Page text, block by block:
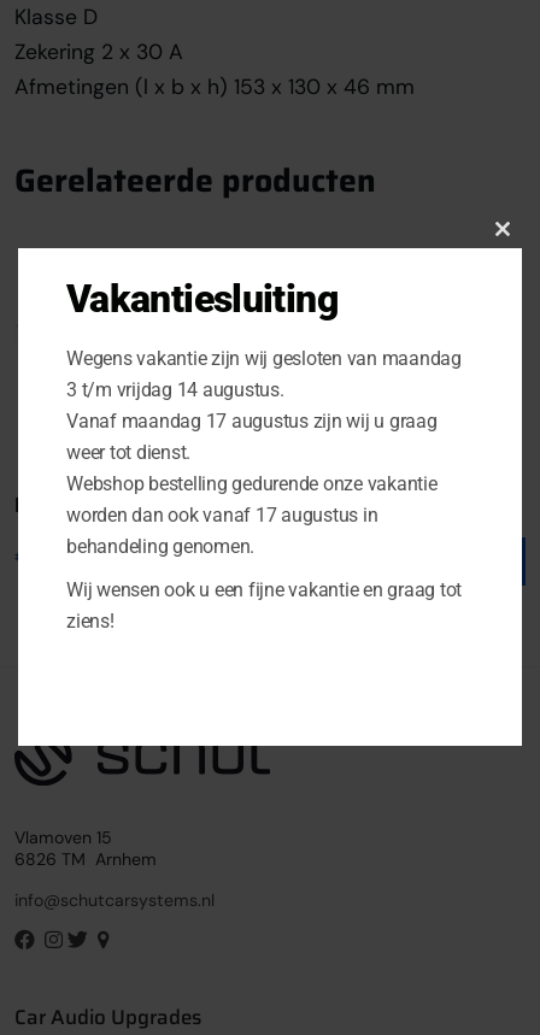
Klasse D
Zekering 2 x 30 A
Afmetingen (l x b x h) 153 x 130 x 46 mm
Gerelateerde producten
Helix P ONE MK2
€ 1,049.00
Helix M ONE X
Vlamoven 15
6826 TM Arnhem
info@schutcarsystems.nl
Car Audio Upgrades
Vakantiesluiting
Wegens vakantie zijn wij gesloten van maandag
3 t/m vrijdag 14 augustus.
Vanaf maandag 17 augustus zijn wij u graag
weer tot dienst.
Webshop bestelling gedurende onze vakantie
worden dan ook vanaf 17 augustus in
behandeling genomen.
Wij wensen ook u een fijne vakantie en graag tot
ziens!